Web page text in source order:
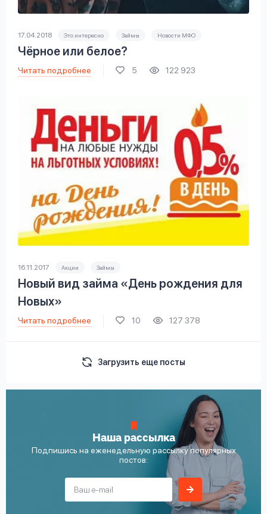
17.04.2018 Это интересно Займы Новости МФО
Чёрное или белое?
Читать подробнее 5 122 923
16.11.2017 Акции Займы
Новый вид займа «День рождения для
Новых»
Читать подробнее 10 127 378
Загрузить еще посты
Наша рассылка
Подпишись на еженедельную рассылку популярных
постов: